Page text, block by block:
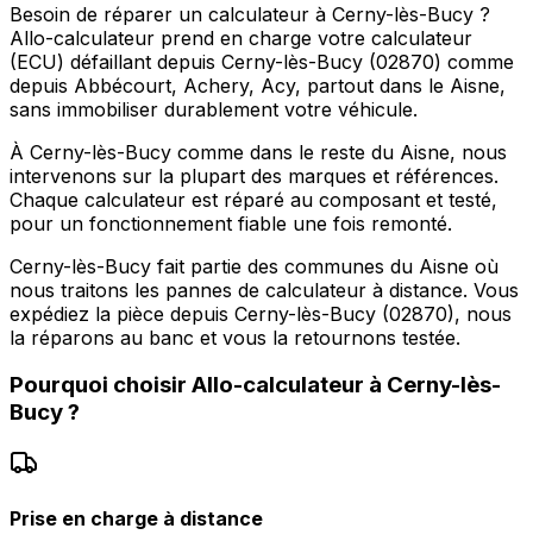
Besoin de réparer un calculateur à Cerny-lès-Bucy ?
Allo-calculateur prend en charge votre calculateur
(ECU) défaillant depuis Cerny-lès-Bucy (02870) comme
depuis Abbécourt, Achery, Acy, partout dans le Aisne,
sans immobiliser durablement votre véhicule.
À Cerny-lès-Bucy comme dans le reste du Aisne, nous
intervenons sur la plupart des marques et références.
Chaque calculateur est réparé au composant et testé,
pour un fonctionnement fiable une fois remonté.
Cerny-lès-Bucy fait partie des communes du Aisne où
nous traitons les pannes de calculateur à distance. Vous
expédiez la pièce depuis Cerny-lès-Bucy (02870), nous
la réparons au banc et vous la retournons testée.
Pourquoi choisir Allo-calculateur à Cerny-lès-
Bucy?
Prise en charge à distance